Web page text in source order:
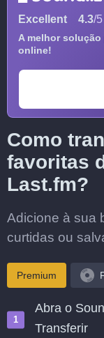
Excellent 4.3/5
A melhor
online!
Como
favoritas
Last.fm?
Adicione à sua
curtidas ou
Premium
Abra o
Transferir